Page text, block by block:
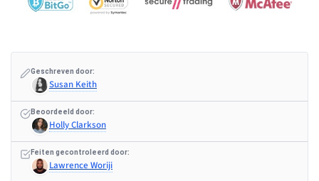
Geschreven door:
Susan Keith
Beoordeeld door:
Holly Clarkson
Feiten gecontroleerd door:
Lawrence Woriji